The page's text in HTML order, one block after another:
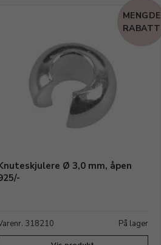
MENGDE
RABATT
Ø 3,0 mm, åpen
318210 På lager